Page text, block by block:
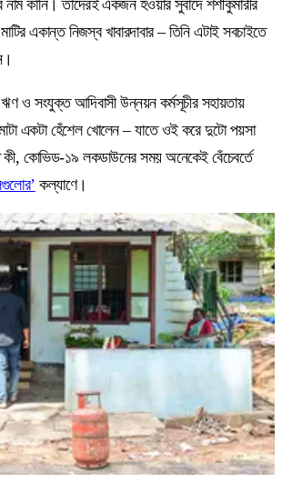
নাম কানি। তাঁদেরই একজন হওয়ার সুবাদে শশীকুমারীর
একান্ত নিজস্ব খাবারদাবার – তিনি এটাই সবচাইতে
ও সংযুক্ত আদিবাসী উন্নয়ন কর্মসূচীর সহায়তায়
একটা হেঁশেল খোলেন – যাতে ওই করে দুটো পয়সা
কোভিড-১৯ লকডাউনের সময় অনেকেই বেঁচেবর্তে
কল্যাণে।